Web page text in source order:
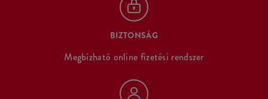
BIZTONSÁG
Megbízható online fizetési rendszer